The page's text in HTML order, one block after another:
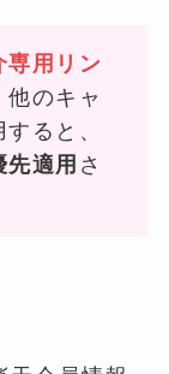
専用リン
他のキャ
ると、
先適用 さ